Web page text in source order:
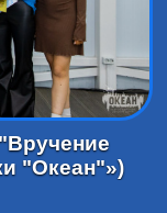
"Океан"»)